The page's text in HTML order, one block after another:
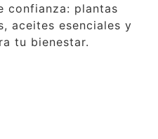
confianza: plantas
aceites esenciales y
tu bienestar.